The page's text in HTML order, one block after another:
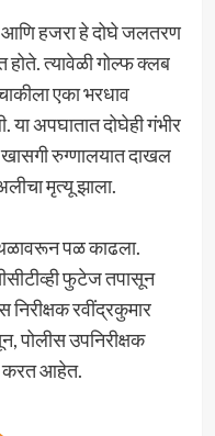
आणि हजरा हे दोघे जलतरण
होते. त्यावेळी गोल्फ क्लब
एका भरधाव
या अपघातात दोघेही गंभीर
रुग्णालयात दाखल
मृत्यू झाला.
पळ काढला.
फुटेज तपासून
रवींद्रकुमार
पोलीस उपनिरीक्षक
करत आहेत.